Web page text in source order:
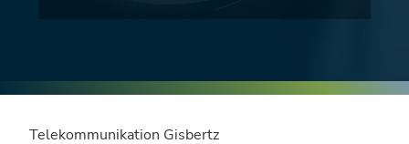
Telekommunikation Gisbertz